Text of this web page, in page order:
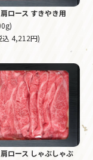
肩ロース すきやき用
4,212円)
肩ロース しゃぶしゃぶ